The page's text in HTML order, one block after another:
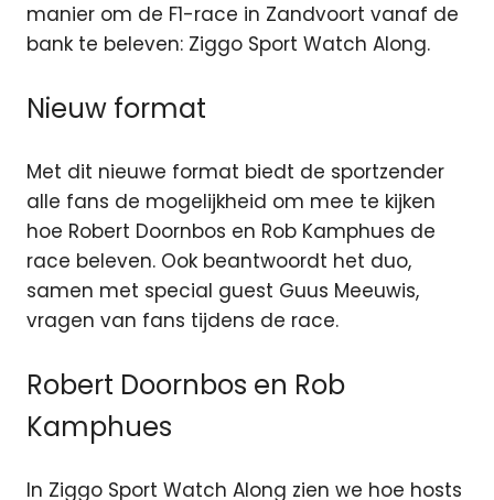
manier om de F1-race in Zandvoort vanaf de
bank te beleven: Ziggo Sport Watch Along.
Nieuw format
Met dit nieuwe format biedt de sportzender
alle fans de mogelijkheid om mee te kijken
hoe Robert Doornbos en Rob Kamphues de
race beleven. Ook beantwoordt het duo,
samen met special guest Guus Meeuwis,
vragen van fans tijdens de race.
Robert Doornbos en Rob
Kamphues
In Ziggo Sport Watch Along zien we hoe hosts